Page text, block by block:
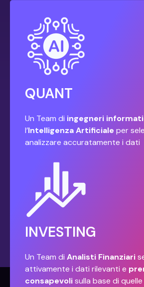
QUANT
Un Team di ingegneri
l’Intelligenza Artificiale per
analizzare accuratamente i dati
INVESTING
Un Team di Analisti Finanziari
attivamente i dati rilevanti e
consapevolisulla base di